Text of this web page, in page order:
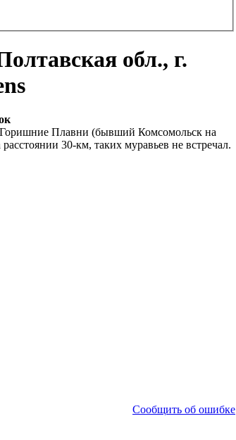
обл., г.
Горишние Плавни (бывший Комсомольск на
30-км, таких муравьев не встречал.
Сообщить об ошибке